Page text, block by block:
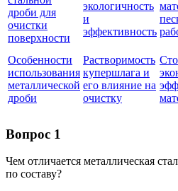
дроби для
очистки
поверхности
экологичность
и
эффективность
Особенности
использования
металлической
дроби
Растворимость
купершлага и
его влияние на
очистку
Вопрос 1
Чем отличается металлическая
по составу?